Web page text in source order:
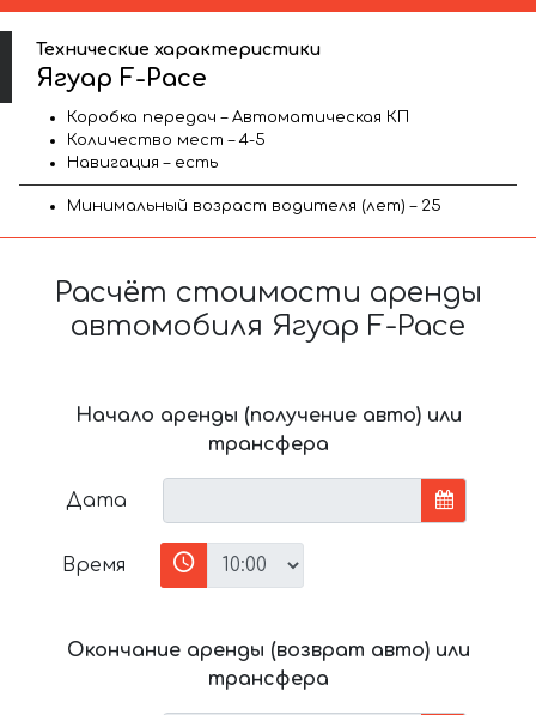
Технические характеристики
Ягуар F-Pace
Коробка передач – Автоматическая КП
Количество мест – 4-5
Навигация – есть
Минимальный возраст водителя (лет) – 25
Расчёт стоимости аренды
автомобиля Ягуар F-Pace
Начало аренды (получение авто) или
трансфера
Дата
Время
Окончание аренды (возврат авто) или
трансфера